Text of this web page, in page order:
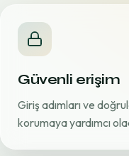
Güvenli erişim
Giriş adımları ve
korumaya yardımcı